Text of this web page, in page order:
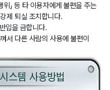
위」 등 타 이용자에게 불편을 주는
제 퇴실 조치합니다.
입을 금합니다.
서 다른 사람의 사용에 불편이